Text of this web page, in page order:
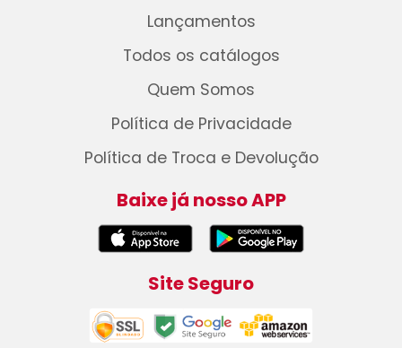
Lançamentos
Todos os catálogos
Quem Somos
Política de Privacidade
Política de Troca e Devolução
Baixe já nosso APP
Site Seguro